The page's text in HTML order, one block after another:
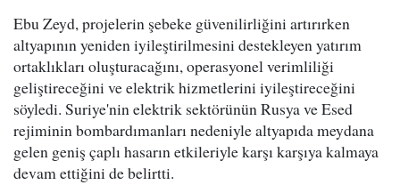
Ebu Zeyd, projelerin şebeke güvenilirliğini artırırken
altyapının yeniden iyileştirilmesini destekleyen yatırım
ortaklıkları oluşturacağını, operasyonel verimliliği
geliştireceğini ve elektrik hizmetlerini iyileştireceğini
söyledi. Suriye'nin elektrik sektörünün Rusya ve Esed
rejiminin bombardımanları nedeniyle altyapıda meydana
gelen geniş çaplı hasarın etkileriyle karşı karşıya kalmaya
devam ettiğini de belirtti.